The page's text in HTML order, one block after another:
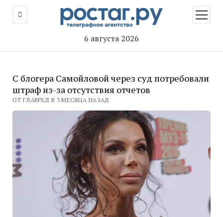
6 августа 2026
меню
С блогера Самойловой через суд потребовали
штраф из-за отсутствия отчетов
ОТ ГЛАВРЕД В 3 МЕСЯЦА НАЗАД